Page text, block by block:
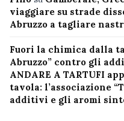
viaggiare su strade
Abruzzo a tagliare
Fuori la chimica dalla
Abruzzo” contro gli
ANDARE A TARTUFI app
tavola: l’associazione
additivi e gli aromi